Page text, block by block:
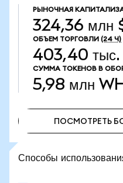
РЫНОЧНАЯ
324,36 млн
ОБЪЕМ ТОРГОВЛИ (24 Ч)
403,40 тыс.
СУММА ТОКЕНОВ В
5,98 млн
ПОСМОТРЕТЬ
Способы